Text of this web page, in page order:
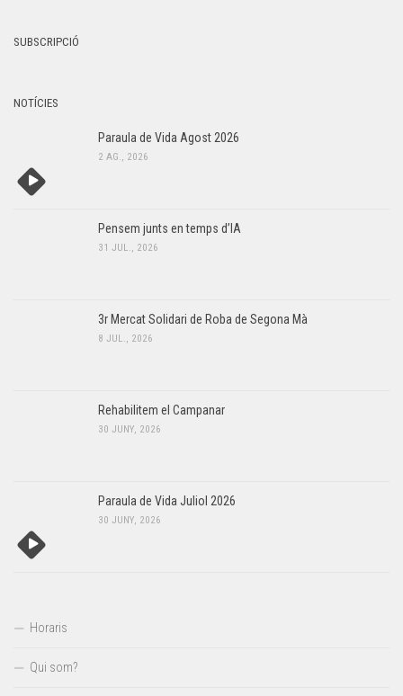
SUBSCRIPCIÓ
NOTÍCIES
Paraula de Vida Agost 2026
2 AG., 2026
Pensem junts en temps d’IA
31 JUL., 2026
3r Mercat Solidari de Roba de Segona Mà
8 JUL., 2026
Rehabilitem el Campanar
30 JUNY, 2026
Paraula de Vida Juliol 2026
30 JUNY, 2026
Horaris
Qui som?